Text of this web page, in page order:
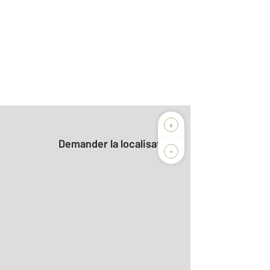
+
-
Demander la localisation